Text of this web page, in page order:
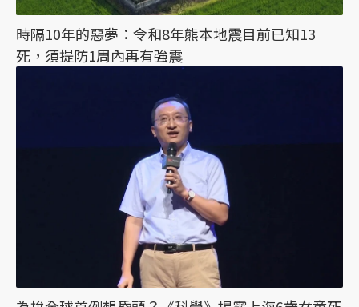
時隔10年的惡夢：令和8年熊本地震目前已知13
死，須提防1周內再有強震